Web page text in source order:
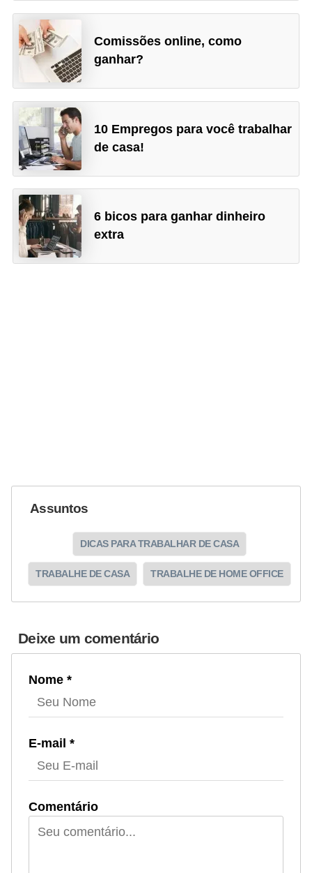
Comissões online, como
ganhar?
10 Empregos para você trabalhar
de casa!
6 bicos para ganhar dinheiro
extra
Assuntos
DICAS PARA TRABALHAR DE CASA
TRABALHE DE CASA TRABALHE DE HOME OFFICE
Deixe um comentário
Nome *
E-mail *
Comentário